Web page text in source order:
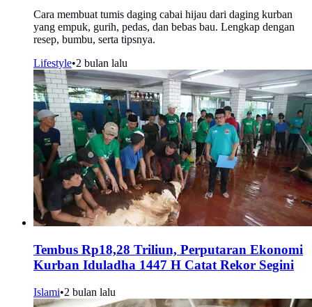
Cara membuat tumis daging cabai hijau dari daging kurban
yang empuk, gurih, pedas, dan bebas bau. Lengkap dengan
resep, bumbu, serta tipsnya.
Lifestyle•2 bulan lalu
Tembus Rp18,28 Triliun, Perputaran Ekonomi
Kurban Iduladha 1447 H Catat Rekor Segini
Islami•2 bulan lalu